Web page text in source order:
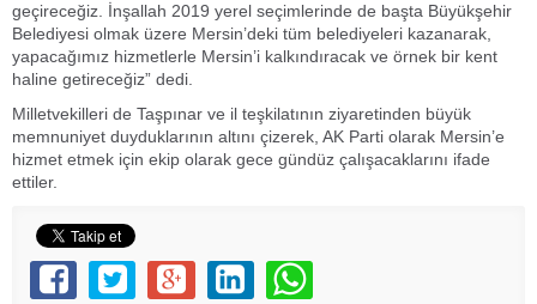
geçireceğiz. İnşallah 2019 yerel seçimlerinde de başta Büyükşehir
Belediyesi olmak üzere Mersin’deki tüm belediyeleri kazanarak,
yapacağımız hizmetlerle Mersin’i kalkındıracak ve örnek bir kent
haline getireceğiz” dedi.
Milletvekilleri de Taşpınar ve il teşkilatının ziyaretinden büyük
memnuniyet duyduklarının altını çizerek, AK Parti olarak Mersin’e
hizmet etmek için ekip olarak gece gündüz çalışacaklarını ifade
ettiler.